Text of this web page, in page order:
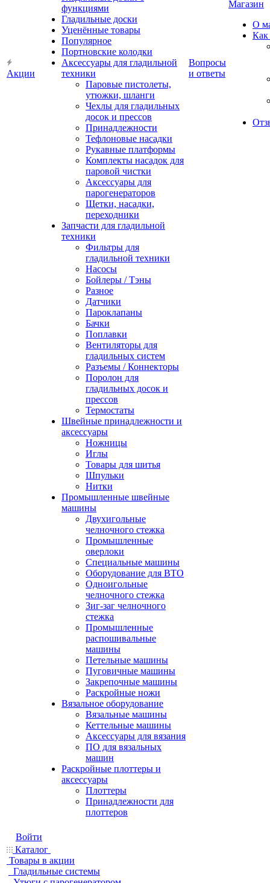
Акции
функциями
Гладильные доски
Уценённые товары
Популярное
Портновские колодки
Аксессуары для гладильной
техники
Паровые пистолеты,
утюжки, шланги
Чехлы для гладильных
досок и прессов
Принадлежности
Тефлоновые насадки
Рукавные платформы
Комплекты насадок для
паровой чистки
Аксессуары для
парогенераторов
Щетки, насадки,
переходники
Запчасти для гладильной
техники
Фильтры для
гладильной техники
Насосы
Бойлеры / Тэны
Разное
Датчики
Пароклапаны
Бачки
Поплавки
Вентиляторы для
гладильных систем
Разъемы / Коннекторы
Поролон для
гладильных досок и
прессов
Термостаты
Швейные принадлежности и
аксессуары
Ножницы
Иглы
Товары для шитья
Шпульки
Нитки
Промышленные швейные
машины
Двухигольные
челночного стежка
Промышленные
оверлоки
Специальные машины
Оборудование для ВТО
Одноигольные
челночного стежка
Зиг-заг челночного
стежка
Промышленные
распошивальные
машины
Петельные машины
Пуговичные машины
Закрепочные машины
Раскройные ножи
Вязальное оборудование
Вязальные машины
Кеттельные машины
Аксессуары для вязания
ПО для вязальных
машин
Раскройные плоттеры и
аксессуары
Плоттеры
Принадлежности для
плоттеров
Вопросы
и ответы
Магазин
О
Как
Войти
Каталог
Товары в акции
Гладильные системы